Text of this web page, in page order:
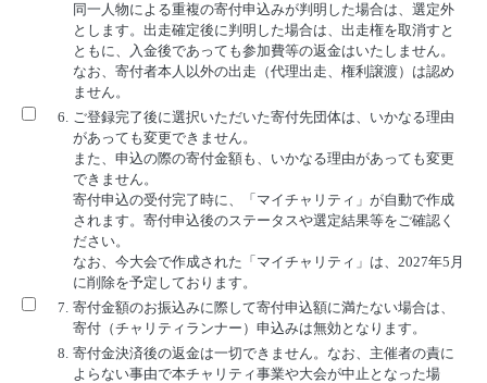
同一人物による重複の寄付申込みが判明した場合は、選定外
とします。出走確定後に判明した場合は、出走権を取消すと
ともに、入金後であっても参加費等の返金はいたしません。
なお、寄付者本人以外の出走（代理出走、権利譲渡）は認め
ません。
6. ご登録完了後に選択いただいた寄付先団体は、いかなる理由
があっても変更できません。
また、申込の際の寄付金額も、いかなる理由があっても変更
できません。
寄付申込の受付完了時に、「マイチャリティ」が自動で作成
されます。寄付申込後のステータスや選定結果等をご確認く
ださい。
なお、今大会で作成された「マイチャリティ」は、2027年5月
に削除を予定しております。
7. 寄付金額のお振込みに際して寄付申込額に満たない場合は、
寄付（チャリティランナー）申込みは無効となります。
8. 寄付金決済後の返金は一切できません。なお、主催者の責に
よらない事由で本チャリティ事業や大会が中止となった場